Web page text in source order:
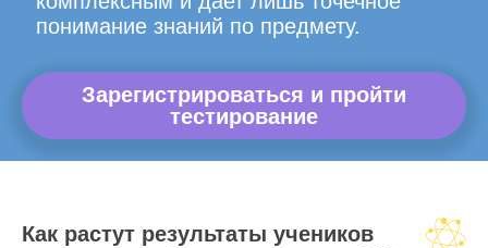
понимание знаний по предмету.
Зарегистрироваться и пройти
тестирование
Как растут результаты учеников